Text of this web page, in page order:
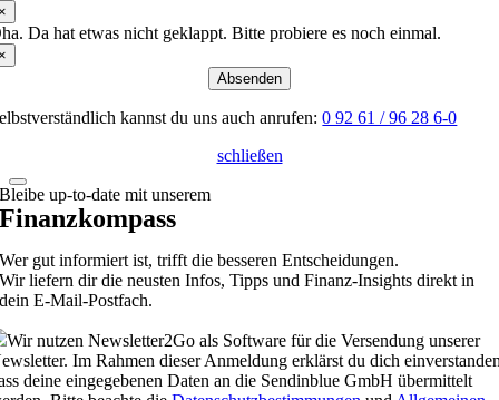
Da hat etwas nicht geklappt. Bitte probiere es noch einmal.
Absenden
kannst du uns auch anrufen:0 92 61 / 96 28 6-0
schließen
Bleibe up-to-date mit unserem
Finanzkompass
Wer gut informiert ist, trifft die besseren Entscheidungen.
Wir liefern dir die neusten Infos, Tipps und Finanz-Insights direkt in
dein E-Mail-Postfach.
Wir nutzen Newsletter2Go als Software für die Versendung unserer
Im Rahmen dieser Anmeldung erklärst du dich
deine eingegebenen Daten an die Sendinblue GmbH übermittelt